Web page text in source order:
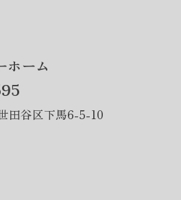
ホーム
田谷区下馬6-5-10